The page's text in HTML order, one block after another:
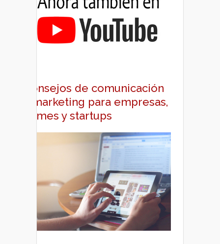
Consejos de comunicación
y marketing para empresas,
pymes y startups